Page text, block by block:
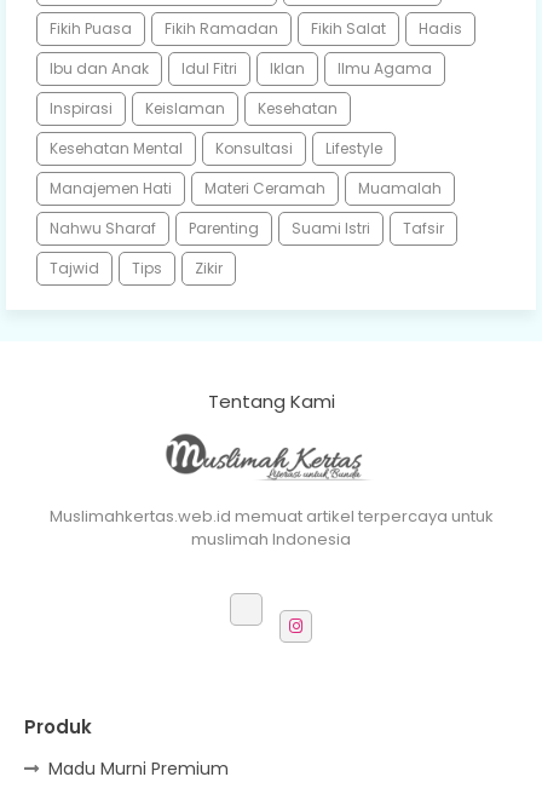
Fikih Puasa
Fikih Ramadan Fikih Salat
Hadis
Ibu dan Anak
Idul Fitri Iklan
Ilmu Agama
Inspirasi
Keislaman
Kesehatan
Kesehatan Mental
Konsultasi
Lifestyle
Manajemen Hati
Materi Ceramah
Muamalah
Nahwu Sharaf
Parenting Suami Istri
Tafsir
Tajwid
Tips Zikir
Tentang Kami
Muslimahkertas.web.id memuat artikel terpercaya untuk
muslimah Indonesia
Produk
Madu Murni Premium